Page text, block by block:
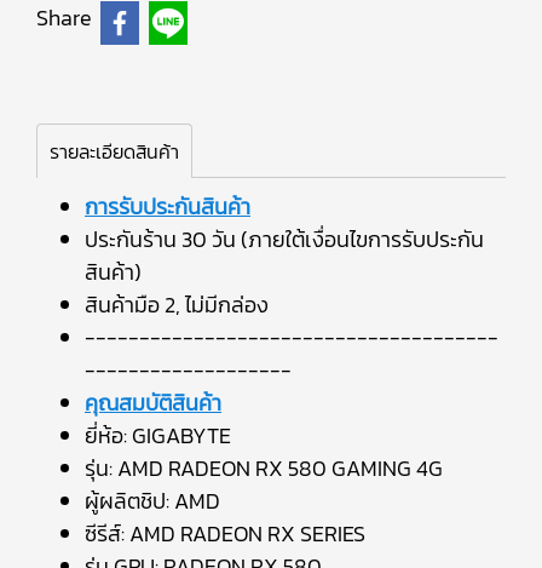
Share
รายละเอียดสินค้า
การรับประกันสินค้า
ประกันร้าน 30 วัน (ภายใต้เงื่อนไขการรับประกัน
สินค้า)
สินค้ามือ 2, ไม่มีกล่อง
--------------------------------------
-------------------
คุณสมบัติสินค้า
ยี่ห้อ: GIGABYTE
รุ่น: AMD RADEON RX 580 GAMING 4G
ผู้ผลิตชิป: AMD
ซีรีส์: AMD RADEON RX SERIES